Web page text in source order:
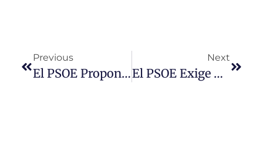
Previous
El PSOE Propone En Las Cortes Aprobar Un Fondo Con 400 Millones De Euros En Ayudas Para Paliar La Subida Del Coste Energético A Familias, Empresarios, Pymes, Autónomos Y Funcionarios
Next
El PSOE Exige A La Junta La Reapertura De Todos Los Consultorios Locales Y Una Atención Médica Digna Y Presencial Para Los Salmantinos Que Habitan En Los Pueblos